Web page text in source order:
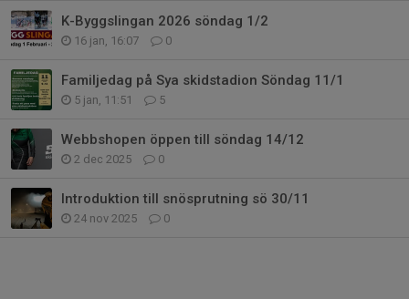
K-Byggslingan 2026 söndag 1/2
16 jan, 16:07 0
Familjedag på Sya skidstadion Söndag 11/1
5 jan, 11:51 5
Webbshopen öppen till söndag 14/12
2 dec 2025 0
Introduktion till snösprutning sö 30/11
24 nov 2025 0